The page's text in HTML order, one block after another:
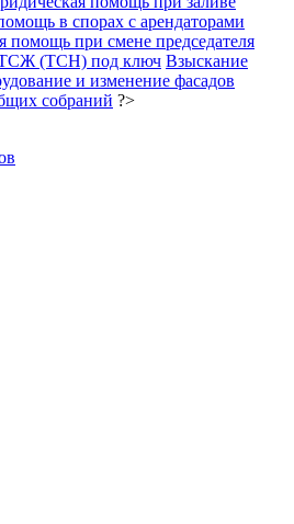
в спорах с арендаторами
помощь при смене председателя
ТСЖ (ТСН) под ключ Взыскание
и изменение фасадов
собраний ?>